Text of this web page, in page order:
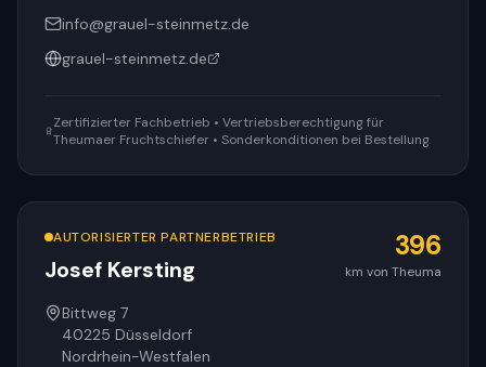
info@grauel-steinmetz.de
grauel-steinmetz.de
Zertifizierter Fachbetrieb • Vertriebsberechtigung für
Theumaer Fruchtschiefer • Sonderkonditionen bei Bestellung
AUTORISIERTER PARTNERBETRIEB
Josef Kersting
396
km von Theuma
Bittweg 7
40225 Düsseldorf
Nordrhein-Westfalen